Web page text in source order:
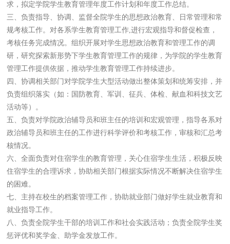
求，拟定学院学生教育管理年度工作计划和年度工作总结。
三、负责指导、协调、监督全院学生的思想政治教育、日常管理和常
规考核工作。对各系学生教育管理工作,进行宏观指导和督促检查，
考核任务完成情况。组织开展对学生思想政治教育和管理工作的调
研，研究探索新形势下学生教育管理工作的规律，为学院的学生教育
管理工作提供依据，推动学生教育管理工作持续进步。
四、协调相关部门对学院学生大型活动做出整体策划和统筹安排，并
负责组织落实（如：国防教育、军训、征兵、体检、献血和科技文艺
活动等）。
五、负责对学院政治辅导员和班主任的培训和宏观管理，指导各系对
政治辅导员和班主任的工作进行科学评价和考核工作，审核和汇总考
核情况。
六、全面负责对住宿学生的教育管理，关心住宿学生生活，积极反映
住宿学生的合理诉求，协助相关部门根据实际情况不断解决住宿学生
的困难。
七、主持在校生的档案管理工作，协助就业部门做好学生就业教育和
就业指导工作。
八、负责全院学生干部的培训工作和社会实践活动；负责全院学生奖
惩评优和奖学金、助学金发放工作。